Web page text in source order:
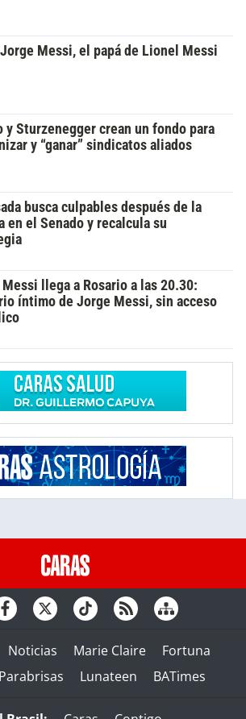
Messi, el papá de Lionel Messi
y Sturzenegger crean un fondo para
y “ganar” sindicatos aliados
busca culpables después de la
en el Senado y recalcula su
llega a Rosario a las 20.30:
íntimo de Jorge Messi, sin acceso
Noticias Marie Claire
Fortuna
Parabrisas Lunateen BATimes